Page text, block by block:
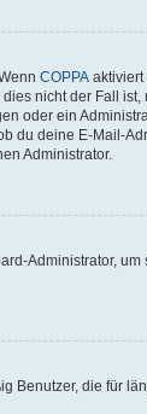
COPPA aktiviert
nicht der Fall
oder ein
du deine E-Mail-
Administrator.
Administrator,
Benutzer, die für